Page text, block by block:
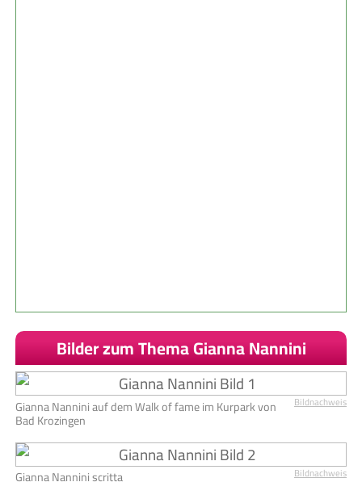
Bilder zum Thema Gianna Nannini
Bildnachweis
Gianna Nannini auf dem Walk of fame im Kurpark von
Bad Krozingen
Bildnachweis
Gianna Nannini scritta